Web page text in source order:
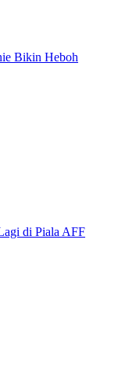
Bikin Heboh
di Piala AFF